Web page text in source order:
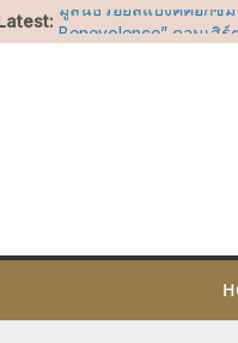
มูลนิธิรอยัลแบงค์คอกซิ
Benevolence” คอนเสิ
โจทย์ทุกไลฟ์สไตล์
ไอคอนสยาม ร่วมกับ ไ